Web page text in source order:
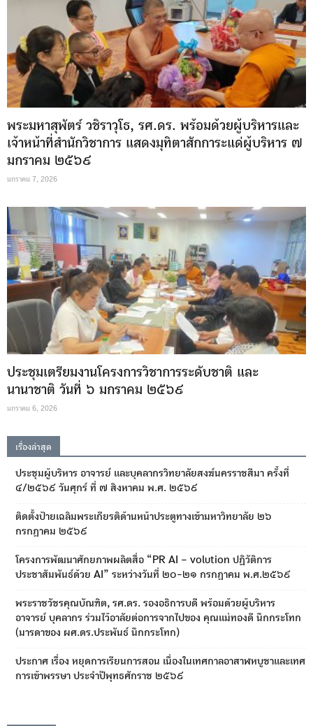
พระมหาสุพัตร์ วชิราวุโธ, รศ.ดร. พร้อมด้วยผู้บริหารและ
เจ้าหน้าที่สำนักวิชาการ แสดงมุทิตาสักการะแด่ผู้บริหาร ๗
มกราคม ๒๕๖๙
มกราคม 7, 2026
ประชุมเตรียมงานโครงการวิชาการระดับชาติ และ
นานาชาติ วันที่ ๖ มกราคม ๒๕๖๙
มกราคม 6, 2026
เรื่องล่าสุด
ประชุมผู้บริหาร อาจารย์ และบุคลากรวิทยาลัยสงฆ์นครราชสีมา ครั้งที่
๔/๒๕๖๙ วันศุกร์ ที่ ๗ สิงหาคม พ.ศ. ๒๕๖๙
ติดตั้งป้ายเฉลิมพระเกียรติด้านหน้าประตูทางเข้ามหาวิทยาลัย ๒๖
กรกฎาคม ๒๕๖๙
โครงการพัฒนาศักยภาพผลิตสื่อ “PR AI – volution ปฏิวัติการ
ประชาสัมพันธ์ด้วย AI” ระหว่างวันที่ ๒๐-๒๑ กรกฎาคม พ.ศ.๒๕๖๙
พระราชวัชรคุณบัณฑิต, รศ.ดร. รองอธิการบดี พร้อมด้วยผู้บริหาร
อาจารย์ บุคลากร ร่วมไว้อาลัยต่อการจากไปของ คุณแม่ทองดี นึกกระโทก
(มารดาของ ผศ.ดร.ประพันธ์ นึกกระโทก)
ประกาศ เรื่อง หยุดการเรียนการสอน เนื่องในเทศกาลอาสาฬหบูชาและเทศ
การเข้าพรรษา ประจำปีพุทธศักราช ๒๕๖๙